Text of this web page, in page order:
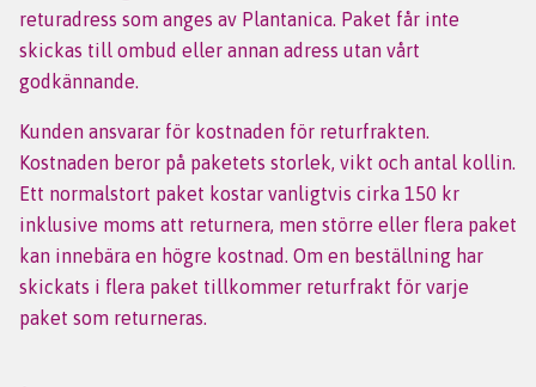
returadress som anges av Plantanica. Paket får inte
skickas till ombud eller annan adress utan vårt
godkännande.
Kunden ansvarar för kostnaden för returfrakten.
Kostnaden beror på paketets storlek, vikt och antal kollin.
Ett normalstort paket kostar vanligtvis cirka 150 kr
inklusive moms att returnera, men större eller flera paket
kan innebära en högre kostnad. Om en beställning har
skickats i flera paket tillkommer returfrakt för varje
paket som returneras.